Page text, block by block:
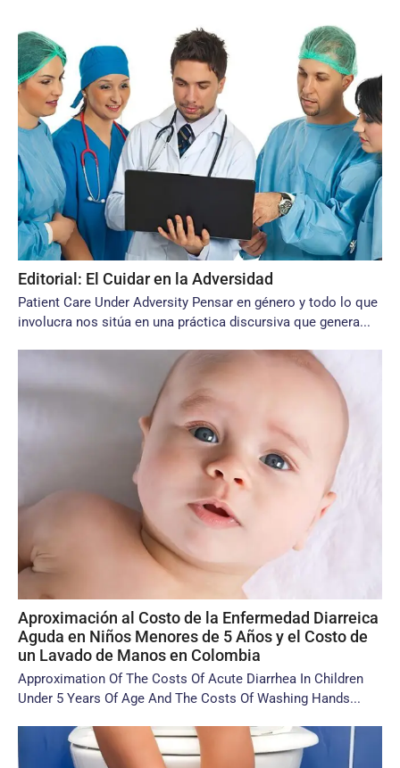
Editorial: El Cuidar en la Adversidad
Patient Care Under Adversity Pensar en género y todo lo que
involucra nos sitúa en una práctica discursiva que genera...
Aproximación al Costo de la Enfermedad Diarreica
Aguda en Niños Menores de 5 Años y el Costo de
un Lavado de Manos en Colombia
Approximation Of The Costs Of Acute Diarrhea In Children
Under 5 Years Of Age And The Costs Of Washing Hands...